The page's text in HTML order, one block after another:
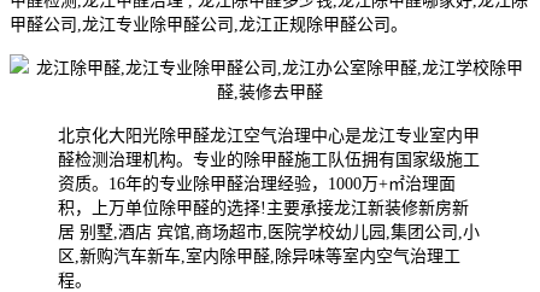
甲醛公司,龙江专业除甲醛公司,龙江正规除甲醛公司。
北京化大阳光除甲醛龙江空气治理中心是龙江专业室内甲
醛检测治理机构。专业的除甲醛施工队伍拥有国家级施工
资质。16年的专业除甲醛治理经验，1000万+㎡治理面
积，上万单位除甲醛的选择!主要承接龙江新装修新房新
居 别墅,酒店 宾馆,商场超市,医院学校幼儿园,集团公司,小
区,新购汽车新车,室内除甲醛,除异味等室内空气治理工
程。